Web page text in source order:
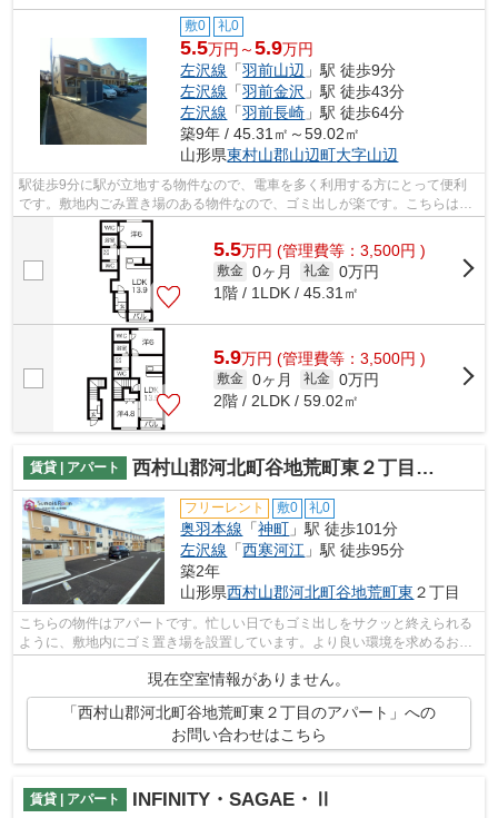
敷0 礼0
5.5万円～5.9万円
左沢線 「羽前山辺 」駅 徒歩9分
左沢線 「羽前金沢 」駅 徒歩43分
左沢線 「羽前長崎 」駅 徒歩64分
築9年 / 45.31㎡～59.02㎡
山形県東村山郡山辺町大字山辺
駅徒歩9分に駅が立地する物件なので、電車を多く利用する方にとって便利
です。敷地内ごみ置き場のある物件なので、ゴミ出しが楽です。こちらは自
走式駐車場付きの物件です。清潔感のあ...
5.5万円 (管理費等：3,500円 )
敷金 0ヶ月 礼金 0万円
1階 / 1LDK / 45.31㎡
5.9万円 (管理費等：3,500円 )
敷金 0ヶ月 礼金 0万円
2階 / 2LDK / 59.02㎡
賃貸 | アパート 西村山郡河北町谷地荒町東２丁目のアパート
フリーレント 敷0 礼0
奥羽本線 「神町 」駅 徒歩101分
左沢線 「西寒河江 」駅 徒歩95分
築2年
山形県西村山郡河北町谷地荒町東 ２丁目
こちらの物件はアパートです。忙しい日でもゴミ出しをサクッと終えられる
ように、敷地内にゴミ置き場を設置しています。より良い環境を求めるお客
現在空室情報がありません。
「西村山郡河北町谷地荒町東２丁目のアパート」への
お問い合わせはこちら
賃貸 | アパート INFINITY・SAGAE・Ⅱ